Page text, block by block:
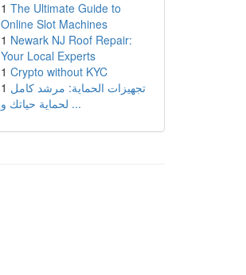
1 The Ultimate Guide to
Online Slot Machines
1 Newark NJ Roof Repair:
Your Local Experts
1 Crypto without KYC
1 تجهيزات الحماية: مرشد كامل
لحماية حياتك و ...